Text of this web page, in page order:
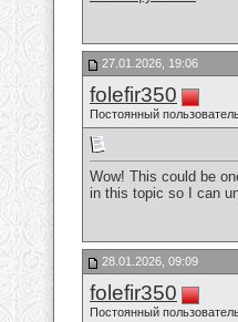
27.01.2026, 19:06
folefir350
Постоянный
Wow! This could be
in this topic so I can
28.01.2026, 09:09
folefir350
Постоянный